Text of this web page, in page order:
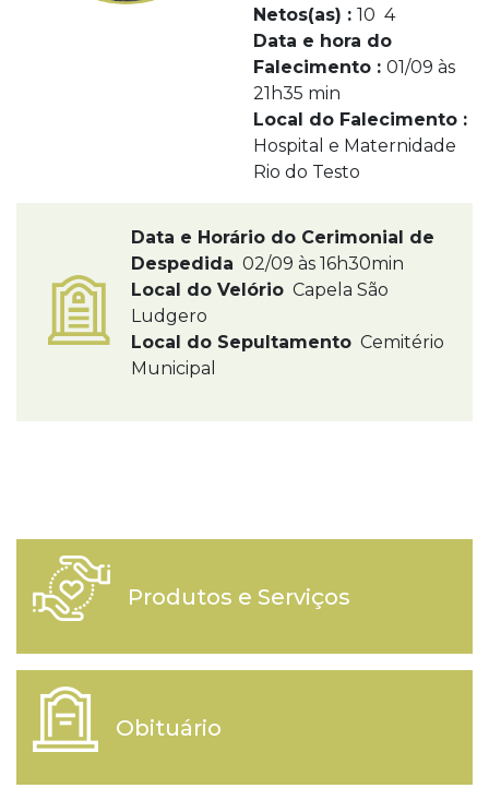
Netos(as) : 10 4
Data e hora do
Falecimento : 01/09 às
21h35 min
Local do Falecimento :
Hospital e Maternidade
Rio do Testo
Data e Horário do Cerimonial de
Despedida 02/09 às 16h30min
Local do Velório Capela São
Ludgero
Local do Sepultamento Cemitério
Municipal
Produtos e Serviços
Obituário